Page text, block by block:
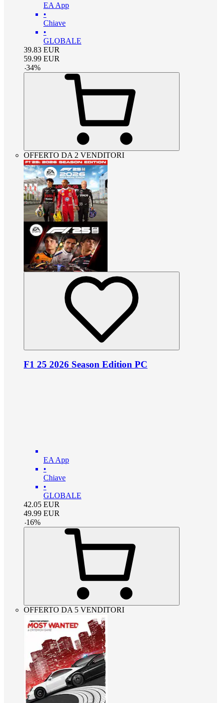
EA App
•
Chiave
•
GLOBALE
39.83 EUR
59.99 EUR
-34%
OFFERTO DA 2 VENDITORI
F1 25 2026 Season Edition PC
EA App
•
Chiave
•
GLOBALE
42.05 EUR
49.99 EUR
-16%
OFFERTO DA 5 VENDITORI